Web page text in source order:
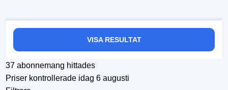
VISA RESULTAT
37 abonnemang hittades
Priser kontrollerade idag 6 augusti